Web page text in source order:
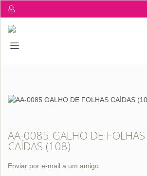
AA-0085 GALHO DE FOLHAS
CAÍDAS (108)
Enviar por e-mail a um amigo